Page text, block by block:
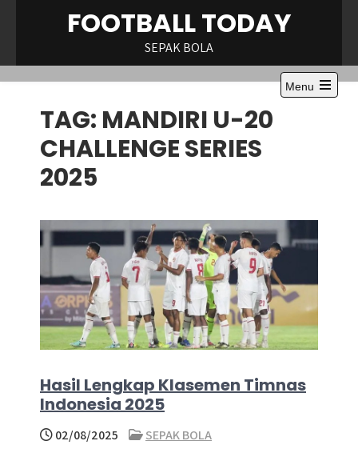
FOOTBALL TODAY
SEPAK BOLA
Menu
Open
TAG: MANDIRI U-20
CHALLENGE SERIES
2025
Hasil Lengkap Klasemen Timnas
Indonesia 2025
02/08/2025
SEPAK BOLA